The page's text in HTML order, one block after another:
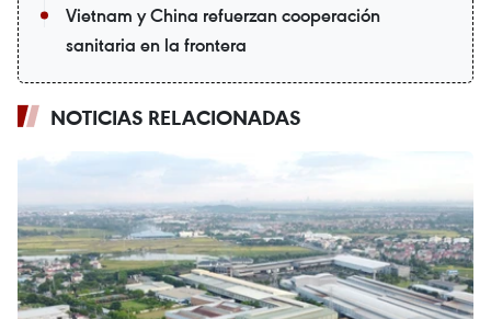
Vietnam y China refuerzan cooperación
sanitaria en la frontera
NOTICIAS RELACIONADAS